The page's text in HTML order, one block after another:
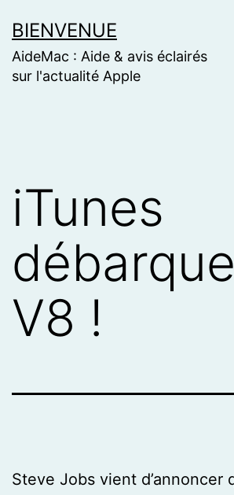
to
content
BIENVENUE
AideMac : Aide & avis éclairés
sur l'actualité Apple
iTunes
V8 !
Steve Jobs vient d’annoncer